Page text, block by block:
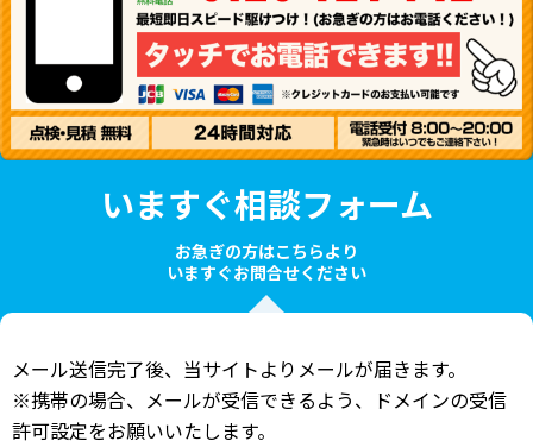
いますぐ相談フォーム
お急ぎの方はこちらより
いますぐお問合せください
メール送信完了後、当サイトよりメールが届きます。
※携帯の場合、メールが受信できるよう、ドメインの受信
許可設定をお願いいたします。